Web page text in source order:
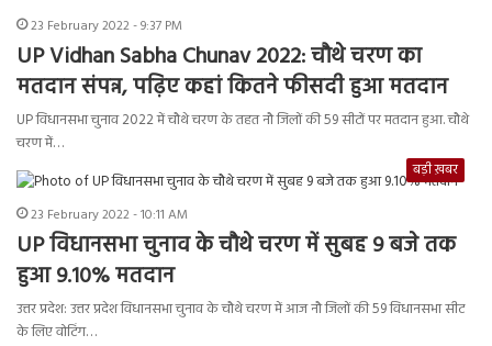
23 February 2022 - 9:37 PM
UP Vidhan Sabha Chunav 2022: चौथे चरण का
मतदान संपन्न, पढ़िए कहां कितने फीसदी हुआ मतदान
UP विधानसभा चुनाव 2022 में चौथे चरण के तहत नौ जिलों की 59 सीटों पर मतदान हुआ. चौथे
चरण में…
बड़ी ख़बर
23 February 2022 - 10:11 AM
UP विधानसभा चुनाव के चौथे चरण में सुबह 9 बजे तक
हुआ 9.10% मतदान
उत्तर प्रदेश: उत्तर प्रदेश विधानसभा चुनाव के चौथे चरण में आज नौ जिलों की 59 विधानसभा सीट
के लिए वोटिंग…